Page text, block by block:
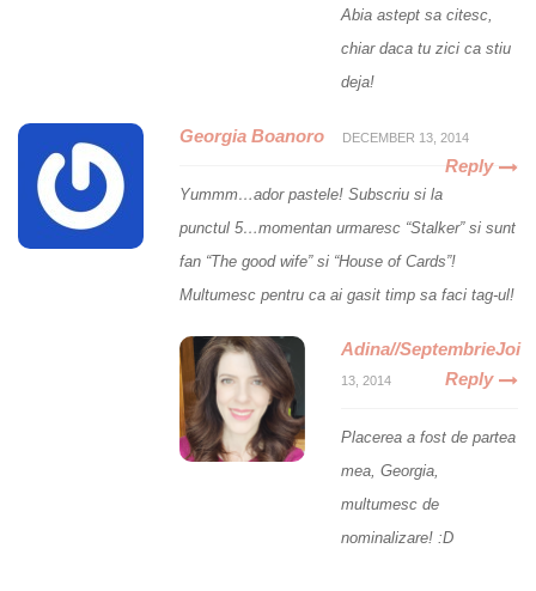
Abia astept sa citesc,
chiar daca tu zici ca stiu
deja!
Georgia Boanoro DECEMBER 13, 2014
Reply
Yummm…ador pastele! Subscriu si la
punctul 5…momentan urmaresc “Stalker” si sunt
fan “The good wife” si “House of Cards”!
Multumesc pentru ca ai gasit timp sa faci tag-ul!
Adina//SeptembrieJoi
13, 2014 Reply
Placerea a fost de partea
mea, Georgia,
multumesc de
nominalizare! :D